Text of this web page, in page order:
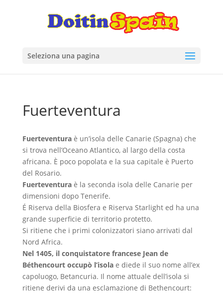
Seleziona una pagina
Fuerteventura
Fuerteventuraè un’isola delle Canarie (Spagna) che
si trova nell’Oceano Atlantico, al largo della costa
africana. È poco popolata e la sua capitale è Puerto
del Rosario.
Fuerteventuraè la seconda isola delle Canarie per
dimensioni dopo Tenerife.
É Riserva della Biosfera e Riserva Starlight ed ha una
grande superficie di territorio protetto.
Si ritiene che i primi colonizzatori siano arrivati dal
Nord Africa.
Nel 1405, il conquistatore francese Jean de
Béthencourt occupò l’isolae diede il suo nome all’ex
capoluogo, Betancuria. Il nome attuale dell’isola si
ritiene derivi da una esclamazione di Bethencourt: